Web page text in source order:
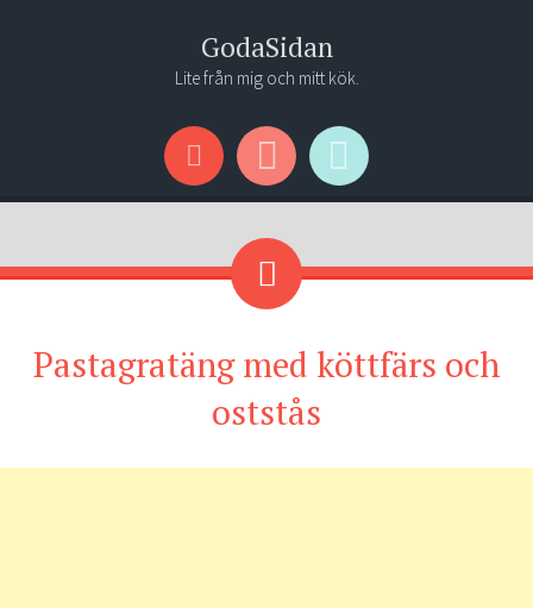
GodaSidan
Lite från mig och mitt kök.
Menu
Widgets
Search
Pastagratäng med köttfärs och
oststås